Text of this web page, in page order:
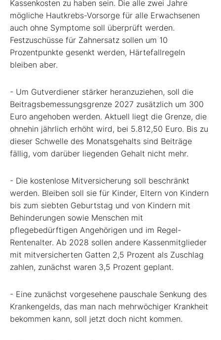
Kassenkosten zu haben sein. Die alle zwei Jahre
mögliche Hautkrebs-Vorsorge für alle Erwachsenen
auch ohne Symptome soll überprüft werden.
Festzuschüsse für Zahnersatz sollen um 10
Prozentpunkte gesenkt werden, Härtefallregeln
bleiben aber.
- Um Gutverdiener stärker heranzuziehen, soll die
Beitragsbemessungsgrenze 2027 zusätzlich um 300
Euro angehoben werden. Aktuell liegt die Grenze, die
ohnehin jährlich erhöht wird, bei 5.812,50 Euro. Bis zu
dieser Schwelle des Monatsgehalts sind Beiträge
fällig, vom darüber liegenden Gehalt nicht mehr.
- Die kostenlose Mitversicherung soll beschränkt
werden. Bleiben soll sie für Kinder, Eltern von Kindern
bis zum siebten Geburtstag und von Kindern mit
Behinderungen sowie Menschen mit
pflegebedürftigen Angehörigen und im Regel-
Rentenalter. Ab 2028 sollen andere Kassenmitglieder
mit mitversicherten Gatten 2,5 Prozent als Zuschlag
zahlen, zunächst waren 3,5 Prozent geplant.
- Eine zunächst vorgesehene pauschale Senkung des
Krankengelds, das man nach mehrwöchiger Krankheit
bekommen kann, soll jetzt doch nicht kommen.